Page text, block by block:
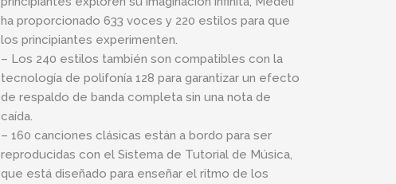
ha proporcionado 633 voces y 220 estilos para que
los principiantes experimenten.
– Los 240 estilos también son compatibles con la
tecnología de polifonía 128 para garantizar un efecto
de respaldo de banda completa sin una nota de
caída.
– 160 canciones clásicas están a bordo para ser
reproducidas con el Sistema de Tutorial de Música,
que está diseñado para enseñar el ritmo de los